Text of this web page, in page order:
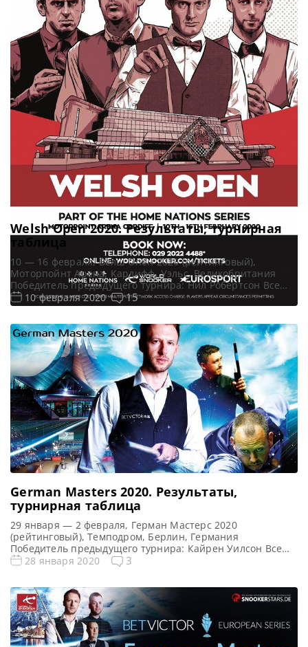
Welsh Open 2020. Результаты, турнирная
таблица
10 — 16 февраля, Велш Опен 2020 (рейтинговый),
Моторпойнт Арена, Кардифф, Уэльс, Великобритания
Победитель предыдущего турнира: Нил Робертсон Все
новости и результаты Welsh Open 2020 Онлайн
трансляции Welsh Open 2020 Квалификация Welsh Open
сетка: 1/16 финала 1/8 финала 1/4 финала 1/2 финала
Финал 7 фреймов (до 4-х […]
10 февраля 2020 15
German Masters 2020. Результаты,
турнирная таблица
29 января — 2 февраля, Герман Мастерс 2020
(рейтинговый), Темподром, Берлин, Германия
Победитель предыдущего турнира: Кайрен Уилсон Все
новости и результаты German Masters 2020
id=»89″] Турнирная сетка: 1/16 финала 1/8 финала 1/4
финала 1/2 финала Финал 9 фреймов (до 5-ти побед) […]
28 января 2020 3